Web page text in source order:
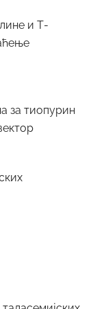
и Т-
за тиопурин